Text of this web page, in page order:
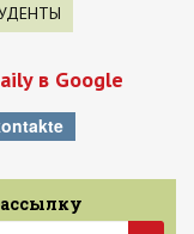
в Google